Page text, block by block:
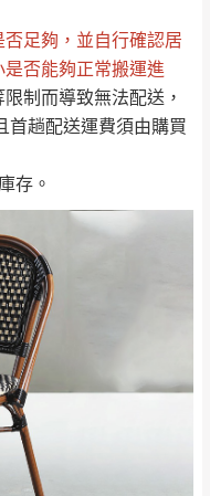
否足夠 ，並自行確認居
否能夠正常搬運進
制而導致無法配送，
首趟配送運費須由購買
存。
費
峨眉鄉、五峰鄉、
橫山、北埔鄉、尖
石鄉、寶山鄉山
區、新埔山區、芎
無
雙溪、貢寮、烏
來、平溪、九份、
里、新店山區、三
，我們客服會與您
訂單。
）
若未詢問下單後無
Mail與您聯絡
→
運送規章)。
開放，如因特殊
村)、樓梯太小、無
無法配送，本公司
賣家無提供吊掛
吊掛方式吊運，